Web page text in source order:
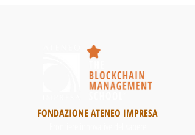
FONDAZIONE ATENEO IMPRESA